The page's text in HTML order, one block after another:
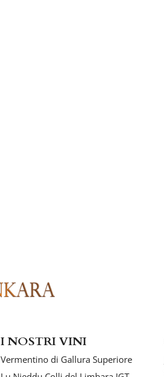
I NOSTRI VINI
Vermentino di Gallura Superiore